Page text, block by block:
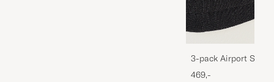
3-pack Airport
Melange
469,-